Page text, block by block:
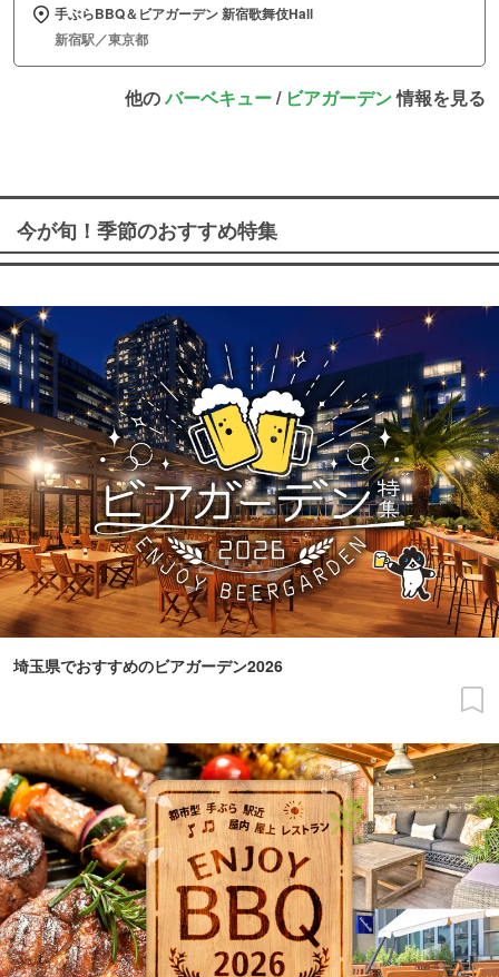
手ぶらBBQ＆ビアガーデン 新宿歌舞伎Hall
新宿駅／東京都
他のバーベキュー/ ビアガーデン情報を見る
今が旬！季節のおすすめ特集
埼玉県でおすすめのビアガーデン2026